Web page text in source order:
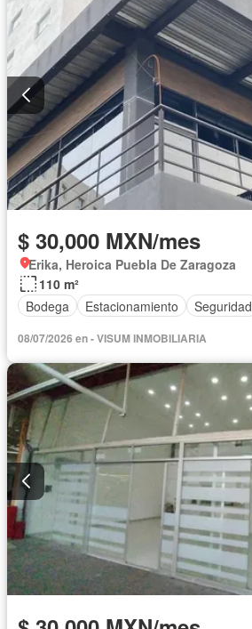
$ 30,000 MXN/mes
Erika, Heroica Puebla De Zaragoza
110 m²
Bodega
Estacionamiento Seguridad
08/07/2026 en - VISUM INMOBILIARIA